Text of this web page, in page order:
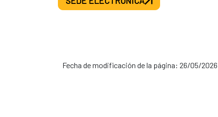
Fecha de modificación de la página: 26/05/2026